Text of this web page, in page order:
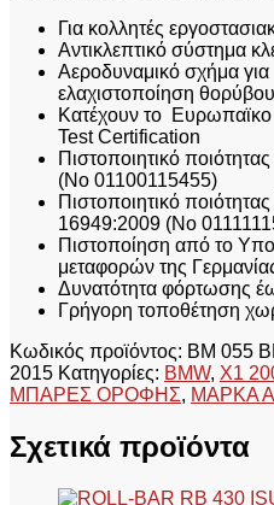
ποσότηταΓια κολλητές
Αντικλεπτικό σύστημα
Αεροδυναμικό σχήμα για
ελαχιστοποίηση θορύβου
Κατέχουν το
Test Certification
Πιστοποιητικό
(No 01100115455)
Πιστοποιητικό
16949:2009 (No
Πιστοποίηση από το
μεταφορών της
Δυνατότητα φόρτωσης
Γρήγορη τοποθέτηση
Κωδικός προϊόντος: BM 055
2015 Κατηγορίες: BMW, X1
ΜΠΑΡΕΣ ΟΡΟΦΗΣ, ΜΑΡΚΑ
Σχετικά προϊόντα